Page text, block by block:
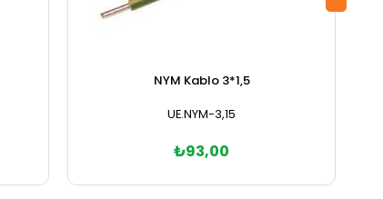
NYM Kablo 3*1,5
UE.NYM-3,15
₺93,00